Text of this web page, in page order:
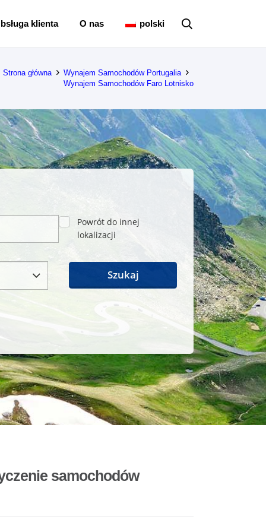
klienta O nas polski
Strona główna
Wynajem Samochodów Portugalia
Wynajem Samochodów Faro Lotnisko
Powrót do innej
lokalizacji
Szukaj
samochodów